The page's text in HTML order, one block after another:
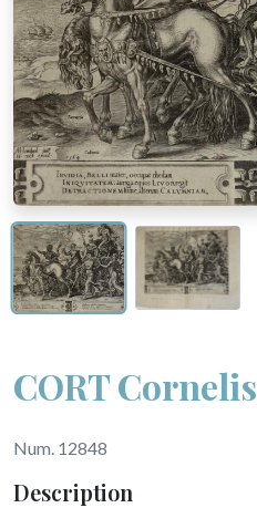
CORT Cornelis
Num. 12848
Description